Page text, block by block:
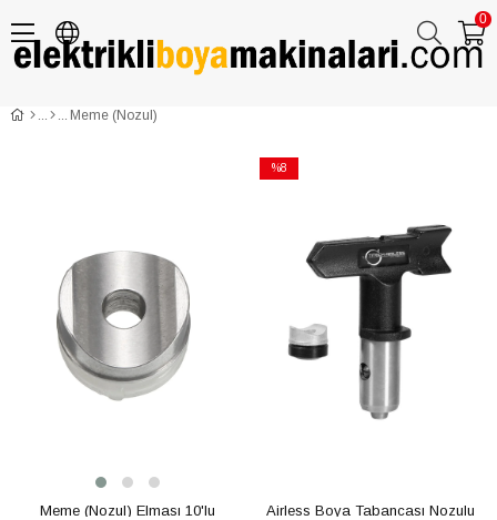
0
Meme (Nozul)
Meme (Nozul) Elması 10'lu
%8
Airless Boya Tabancası Nozulu